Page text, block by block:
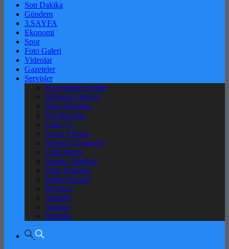
Son Dakika
Gündem
3.SAYFA
Ekonomi
Spor
Foto Galeri
Videolar
Gazeteler
Servisler
Vizyondaki Filmler
Haftanin Filmleri
Hava Durumu
Yol Durumu
Canlı Tv
Yayın Akışları
Nöbetçi Eczaneler
Canlı Borsa
Namaz Vakitleri
Puan Durumu
Kripto Paralar
Dövizler
Hisseler
Altınlar
Pariteler